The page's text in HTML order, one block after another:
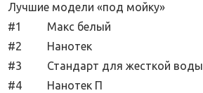
Лучшие модели «под мойку»
#1
Макс белый
#2
Нанотек
#3
Стандарт для жесткой воды
#4
Нанотек П